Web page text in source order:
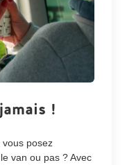
!
vous posez
van ou pas ? Avec